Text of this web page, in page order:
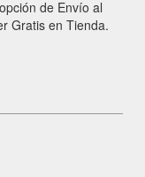
de Envío al
Gratis en Tienda.